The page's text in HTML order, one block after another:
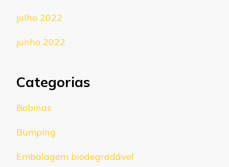
julho 2022
junho 2022
Categorias
Bobinas
Bumping
Embalagem biodegradável